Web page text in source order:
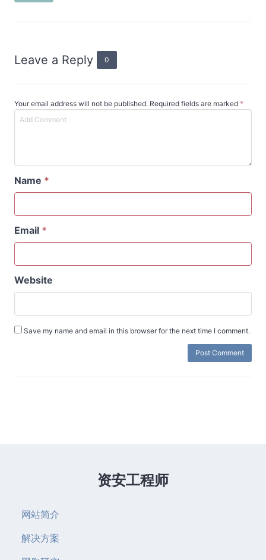
Leave a Reply 0
Your email address will not be published. Required fields are marked *
Name *
Email *
Website
Save my name and email in this browser for the next time I comment.
资安工程师
网站简介
解决方案